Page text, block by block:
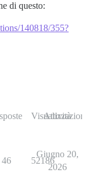
di questo:
140818/355?
Visualizzazioni
Attività
46 52186
Giugno 20,
2026